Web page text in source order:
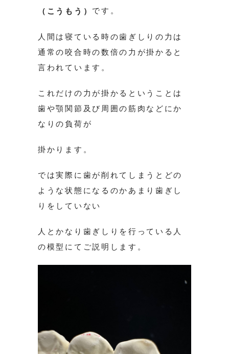
（こうもう） です。
人間は寝ている時の歯ぎしりの力は
通常の咬合時の数倍の力が掛かると
言われています。
これだけの力が掛かるということは
歯や顎関節及び周囲の筋肉などにか
なりの負荷が
掛かります。
では実際に歯が削れてしまうとどの
ような状態になるのかあまり歯ぎし
りをしていない
人とかなり歯ぎしりを行っている人
の模型にてご説明します。